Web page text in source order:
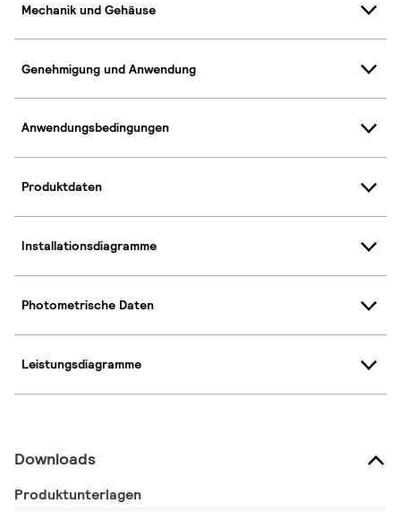
Mechanik und Gehäuse
Genehmigung und Anwendung
Anwendungsbedingungen
Produktdaten
Installationsdiagramme
Photometrische Daten
Leistungsdiagramme
Downloads
Produktunterlagen